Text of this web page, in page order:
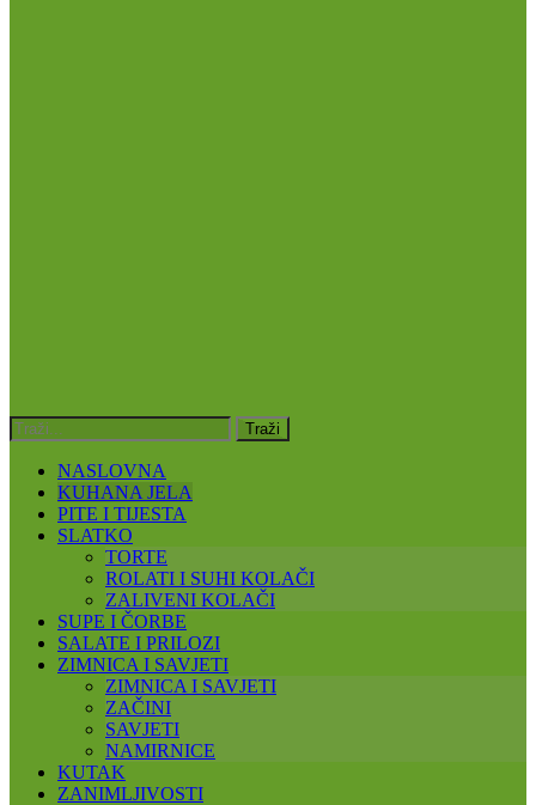
NASLOVNA
KUHANA JELA
PITE I TIJESTA
SLATKO
TORTE
ROLATI I SUHI KOLAČI
ZALIVENI KOLAČI
SUPE I ČORBE
SALATE I PRILOZI
ZIMNICA I SAVJETI
ZIMNICA I SAVJETI
ZAČINI
SAVJETI
NAMIRNICE
KUTAK
ZANIMLJIVOSTI